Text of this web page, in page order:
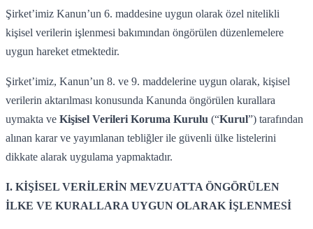
Şirket’imiz Kanun’un 6. maddesine uygun olarak özel nitelikli
kişisel verilerin işlenmesi bakımından öngörülen düzenlemelere
uygun hareket etmektedir.
Şirket’imiz, Kanun’un 8. ve 9. maddelerine uygun olarak, kişisel
verilerin aktarılması konusunda Kanunda öngörülen kurallara
uymakta ve Kişisel Verileri Koruma Kurulu (“Kurul”) tarafından
alınan karar ve yayımlanan tebliğler ile güvenli ülke listelerini
dikkate alarak uygulama yapmaktadır.
I. KİŞİSEL VERİLERİN MEVZUATTA ÖNGÖRÜLEN
İLKE VE KURALLARA UYGUN OLARAK İŞLENMESİ